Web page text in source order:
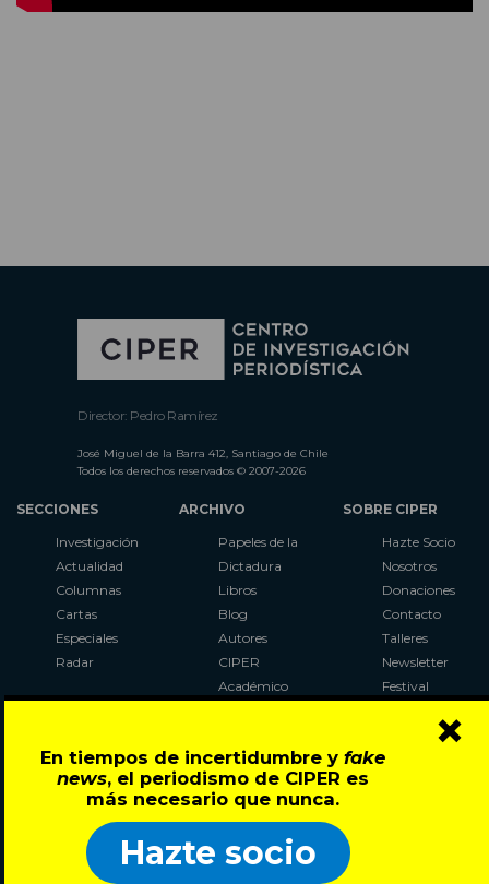
En tiempos de incertidumbre y fake
news, el periodismo de CIPER es
más necesario que nunca.
Hazte socio
×
Director: Pedro Ramírez
José Miguel de la Barra 412, Santiago de Chile
Todos los derechos reservados © 2007-2026
SECCIONES
Investigación
Actualidad
Columnas
Cartas
Especiales
Radar
ARCHIVO
Papeles de la
Dictadura
Libros
Blog
Autores
CIPER
Académico
Al Plebiscito
con CIPER
SOBRE CIPER
Hazte Socio
Nosotros
Donaciones
Contacto
Talleres
Newsletter
Festival